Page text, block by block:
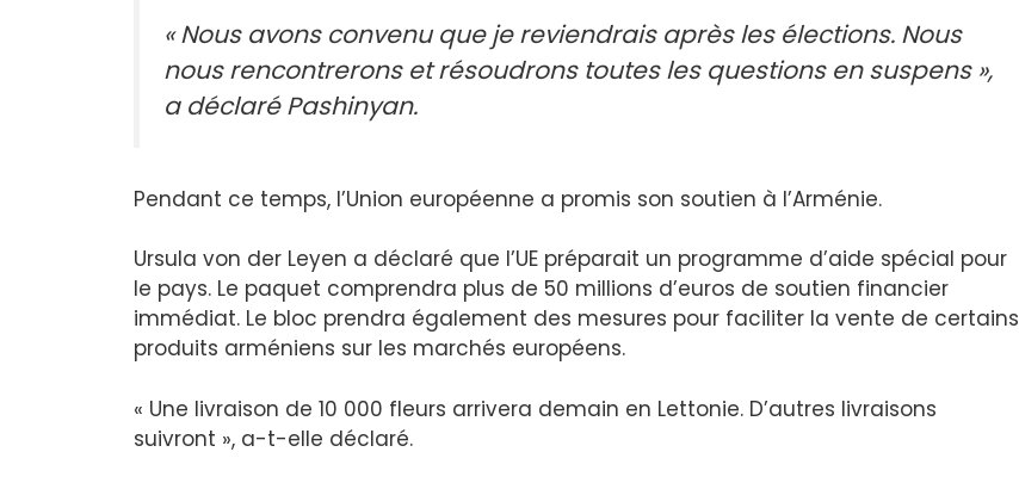
« Nous avons convenu que je reviendrais après les élections. Nous
nous rencontrerons et résoudrons toutes les questions en suspens »,
a déclaré Pashinyan.
Pendant ce temps, l’Union européenne a promis son soutien à l’Arménie.
Ursula von der Leyen a déclaré que l’UE préparait un programme d’aide spécial pour
le pays. Le paquet comprendra plus de 50 millions d’euros de soutien financier
immédiat. Le bloc prendra également des mesures pour faciliter la vente de certains
produits arméniens sur les marchés européens.
« Une livraison de 10 000 fleurs arrivera demain en Lettonie. D’autres livraisons
suivront », a-t-elle déclaré.